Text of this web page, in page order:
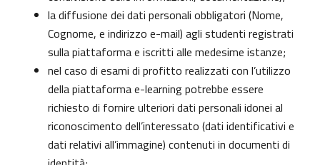
la diffusione dei dati personali obbligatori (Nome,
Cognome, e indirizzo e-mail) agli studenti registrati
sulla piattaforma e iscritti alle medesime istanze;
nel caso di esami di profitto realizzati con l’utilizzo
della piattaforma e-learning potrebbe essere
richiesto di fornire ulteriori dati personali idonei al
riconoscimento dell’interessato (dati identificativi e
dati relativi all’immagine) contenuti in documenti di